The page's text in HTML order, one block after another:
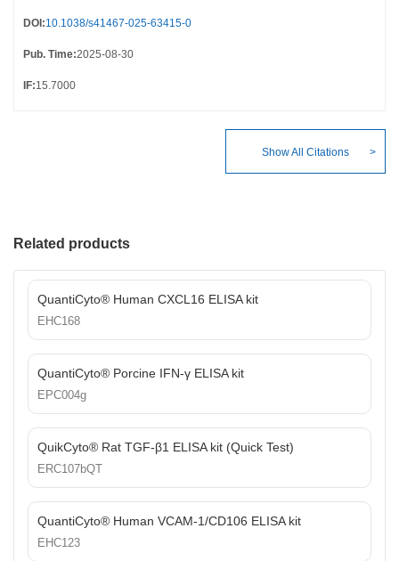
DOI :10.1038/s41467-025-63415-0
Pub. Time:2025-08-30
IF:15.7000
Show All Citations
Related products
QuantiCyto® Human CXCL16 ELISA kit
EHC168
QuantiCyto® Porcine IFN-γ ELISA kit
EPC004g
QuikCyto® Rat TGF-β1 ELISA kit (Quick Test)
ERC107bQT
QuantiCyto® Human VCAM-1/CD106 ELISA kit
EHC123